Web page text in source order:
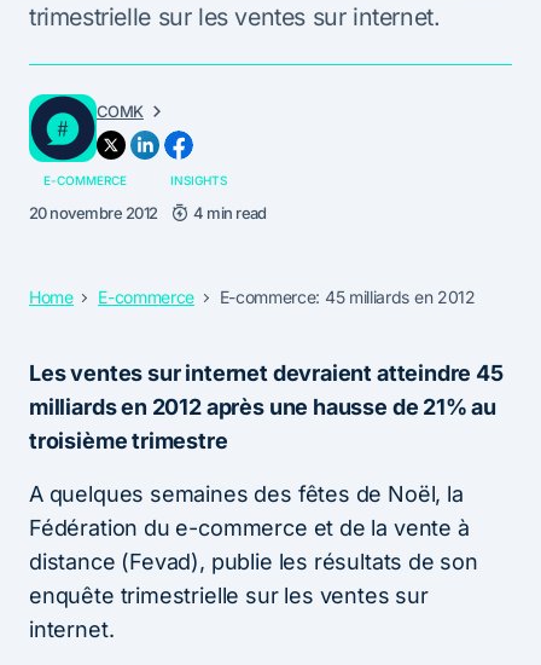
trimestrielle sur les ventes sur internet.
COMK
E-COMMERCE INSIGHTS
20 novembre 2012 4 min read
Home E-commerce E-commerce: 45 milliards en 2012
Les ventes sur internet devraient atteindre 45
milliards en 2012 après une hausse de 21% au
troisième trimestre
A quelques semaines des fêtes de Noël, la
Fédération du e-commerce et de la vente à
distance (Fevad), publie les résultats de son
enquête trimestrielle sur les ventes sur
internet.